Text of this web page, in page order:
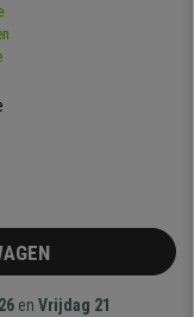
en Vrijdag 21